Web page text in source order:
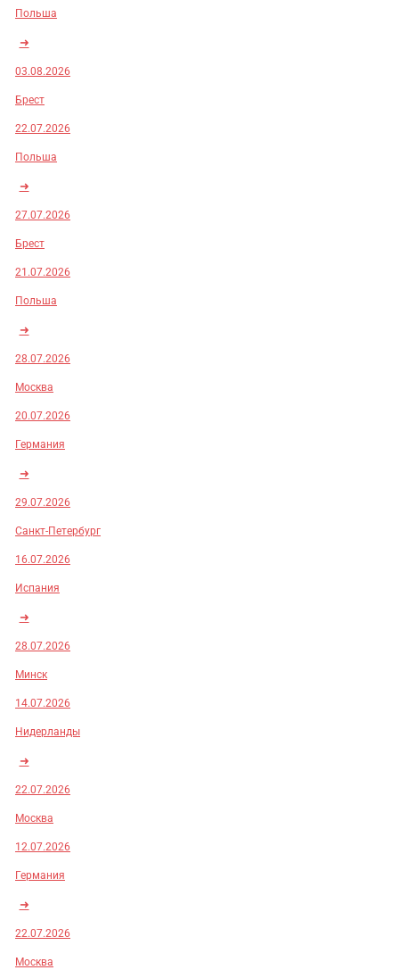
Польша
➜
03.08.2026
Брест
22.07.2026
Польша
➜
27.07.2026
Брест
21.07.2026
Польша
➜
28.07.2026
Москва
20.07.2026
Германия
➜
29.07.2026
Санкт-Петербург
16.07.2026
Испания
➜
28.07.2026
Минск
14.07.2026
Нидерланды
➜
22.07.2026
Москва
12.07.2026
Германия
➜
22.07.2026
Москва